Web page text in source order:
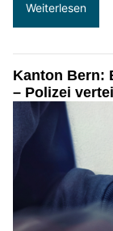
Weiterlesen
Kanton Bern:
– Polizei